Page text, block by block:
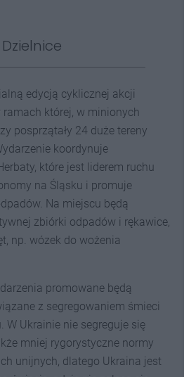
edycją cyklicznej akcji
ramach której, w minionych
posprzątały 24 duże tereny
koordynuje
które jest liderem ruchu
na Śląsku i promuje
Na miejscu będą
zbiórki odpadów i rękawice,
np. wózek do wożenia
promowane będą
z segregowaniem śmieci
W Ukrainie nie segreguje się
mniej rygorystyczne normy
unijnych, dlatego Ukraina jest